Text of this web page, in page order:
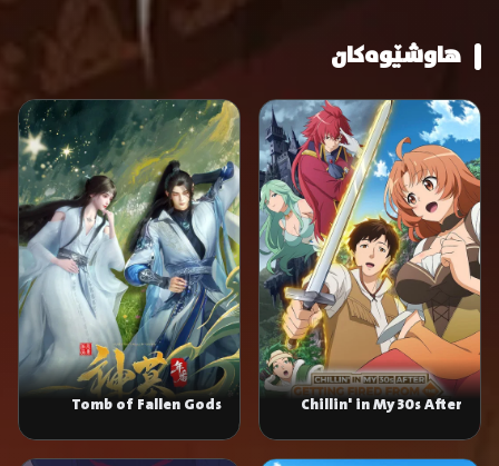
هاوشێوەکان
Chillin' in My 30s After
Demon King's Army
Tomb of Fallen Gods